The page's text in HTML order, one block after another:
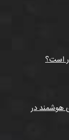
است؟
هوشمند در